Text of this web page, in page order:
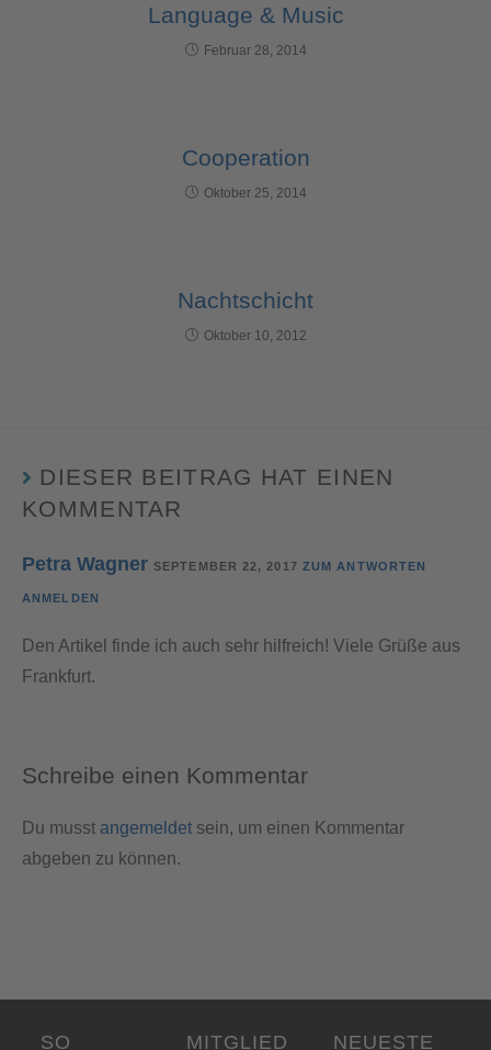
Language & Music
Februar 28, 2014
Cooperation
Oktober 25, 2014
Nachtschicht
Oktober 10, 2012
DIESER BEITRAG HAT EINEN
KOMMENTAR
Petra Wagner SEPTEMBER 22, 2017 ZUM ANTWORTEN
ANMELDEN
Den Artikel finde ich auch sehr hilfreich! Viele Grüße aus
Frankfurt.
Schreibe einen Kommentar
Du musst angemeldet sein, um einen Kommentar
abgeben zu können.
SO
MITGLIED
NEUESTE